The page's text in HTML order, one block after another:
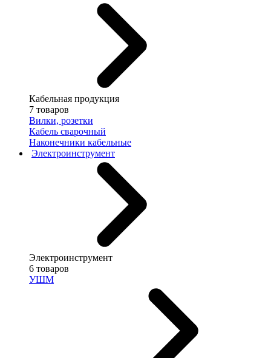
Кабельная продукция
7 товаров
Вилки, розетки
Кабель сварочный
Наконечники кабельные
Электроинструмент
Электроинструмент
6 товаров
УШМ